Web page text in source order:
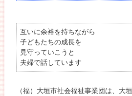
互いに余裕を持ちながら
子どもたちの成長を
見守っていこうと
夫婦で話しています
（福）大垣市社会福祉事業団は、大